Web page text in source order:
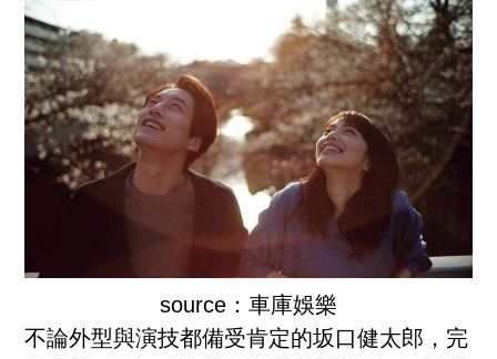
source：車庫娛樂
不論外型與演技都備受肯定的坂口健太郎，完